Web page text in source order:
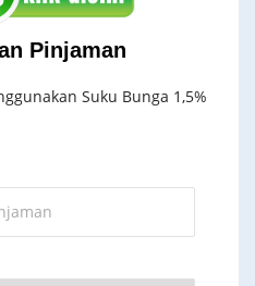
Pinjaman
Suku Bunga 1,5%